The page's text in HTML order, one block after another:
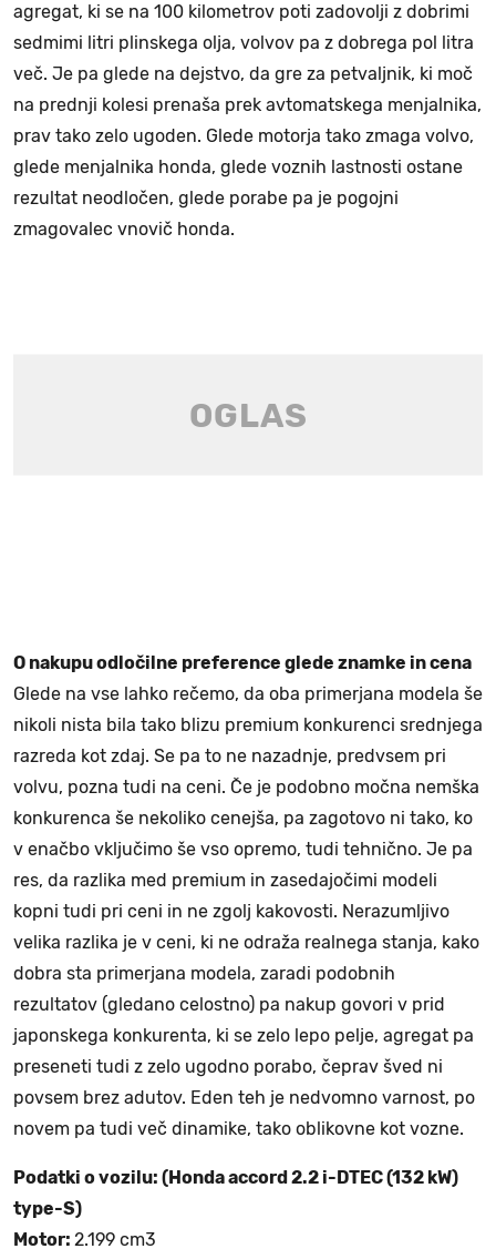
agregat, ki se na 100 kilometrov poti zadovolji z dobrimi
sedmimi litri plinskega olja, volvov pa z dobrega pol litra
več. Je pa glede na dejstvo, da gre za petvaljnik, ki moč
na prednji kolesi prenaša prek avtomatskega menjalnika,
prav tako zelo ugoden. Glede motorja tako zmaga volvo,
glede menjalnika honda, glede voznih lastnosti ostane
rezultat neodločen, glede porabe pa je pogojni
zmagovalec vnovič honda.
O nakupu odločilne preference glede znamke in cena
Glede na vse lahko rečemo, da oba primerjana modela še
nikoli nista bila tako blizu premium konkurenci srednjega
razreda kot zdaj. Se pa to ne nazadnje, predvsem pri
volvu, pozna tudi na ceni. Če je podobno močna nemška
konkurenca še nekoliko cenejša, pa zagotovo ni tako, ko
v enačbo vključimo še vso opremo, tudi tehnično. Je pa
res, da razlika med premium in zasedajočimi modeli
kopni tudi pri ceni in ne zgolj kakovosti. Nerazumljivo
velika razlika je v ceni, ki ne odraža realnega stanja, kako
dobra sta primerjana modela, zaradi podobnih
rezultatov (gledano celostno) pa nakup govori v prid
japonskega konkurenta, ki se zelo lepo pelje, agregat pa
preseneti tudi z zelo ugodno porabo, čeprav šved ni
povsem brez adutov. Eden teh je nedvomno varnost, po
novem pa tudi več dinamike, tako oblikovne kot vozne.
Podatki o vozilu: (Honda accord 2.2 i-DTEC (132 kW)
type-S)
Motor: 2.199 cm3